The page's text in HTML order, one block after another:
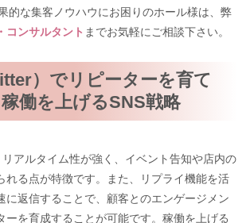
的な集客ノウハウにお困りのホール様は、弊
コンサルタント までお気軽にご相談下さい。
）でリピーターを育て
働を上げるSNS戦略
アルタイム性が強く、イベント告知や店内の
れる点が特徴です。また、リプライ機能を活
に返信することで、顧客とのエンゲージメン
ーを育成することが可能です。稼働を上げる